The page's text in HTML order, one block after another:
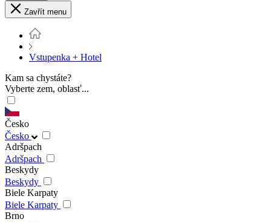
Zavřít menu
Vstupenka + Hotel
Kam sa chystáte?
Vyberte zem, oblasť...
Česko
Česko
Adršpach
Adršpach
Beskydy
Beskydy
Biele Karpaty
Biele Karpaty
Brno